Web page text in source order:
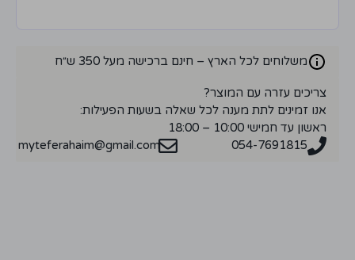
משלוחים לכל הארץ – חינם ברכישה מעל 350 ש״ח
צריכים עזרה עם המוצר?
אנו זמינים לתת מענה לכל שאלה בשעות הפעילות:
ראשון עד חמישי 10:00 – 18:00
054-7691815
myteferahaim@gmail.com